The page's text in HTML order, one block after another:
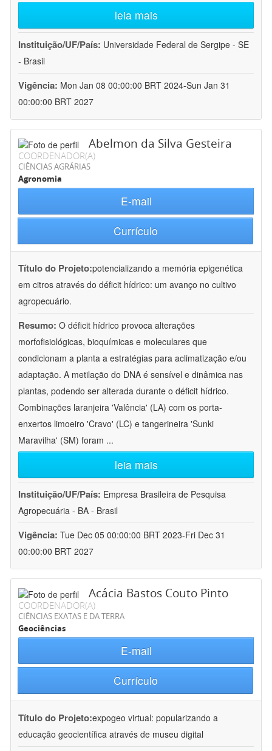
leia mais
Instituição/UF/País: Universidade Federal de Sergipe - SE
- Brasil
Vigência: Mon Jan 08 00:00:00 BRT 2024-Sun Jan 31
00:00:00 BRT 2027
Abelmon da Silva Gesteira
COORDENADOR(A)
CIÊNCIAS AGRÁRIAS
Agronomia
E-mail
Currículo
Título do Projeto:potencializando a memória epigenética
em citros através do déficit hídrico: um avanço no cultivo
agropecuário.
Resumo: O déficit hídrico provoca alterações
morfofisiológicas, bioquímicas e moleculares que
condicionam a planta a estratégias para aclimatização e/ou
adaptação. A metilação do DNA é sensível e dinâmica nas
plantas, podendo ser alterada durante o déficit hídrico.
Combinações laranjeira 'Valência' (LA) com os porta-
enxertos limoeiro 'Cravo' (LC) e tangerineira 'Sunki
Maravilha' (SM) foram ...
leia mais
Instituição/UF/País: Empresa Brasileira de Pesquisa
Agropecuária - BA - Brasil
Vigência: Tue Dec 05 00:00:00 BRT 2023-Fri Dec 31
00:00:00 BRT 2027
Acácia Bastos Couto Pinto
COORDENADOR(A)
CIÊNCIAS EXATAS E DA TERRA
Geociências
E-mail
Currículo
Título do Projeto:expogeo virtual: popularizando a
educação geocientífica através de museu digital